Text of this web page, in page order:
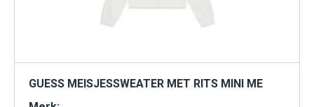
GUESS MEISJESSWEATER MET RITS MINI ME